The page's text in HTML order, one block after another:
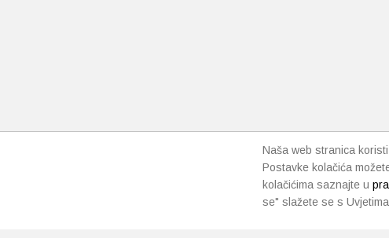
Naša web stranica
Postavke kolačića
kolačićima saznajte u
se" slažete se s